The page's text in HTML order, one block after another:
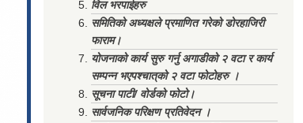
विल भरपाईहरु
समितिको अध्यक्षले प्रमाणित गरेको डोरहाजिरी
फाराम।
योजनाको कार्य सुरु गर्नु अगाडीको २ वटा र कार्य
सम्पन्न भएपश्चात्‌को २ वटा फोटोहरु ।
सूचना पाटी/ वोर्डको फोटो।
सार्वजनिक परिक्षण प्रतिवेदन ।